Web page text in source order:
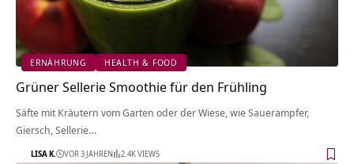
ERNÄHRUNG HEALTH & FOOD
Grüner Sellerie Smoothie für den Frühling
Säfte mit Kräutern vom Garten oder der Wiese, wie Sauerampfer,
Giersch, Sellerie…
LISA K. VOR 3 JAHREN 2.4K VIEWS